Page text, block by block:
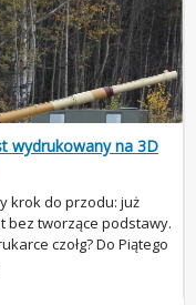
wydrukowany na 3D
krok do przodu: już
bez tworzące podstawy.
czołg? Do Piątego